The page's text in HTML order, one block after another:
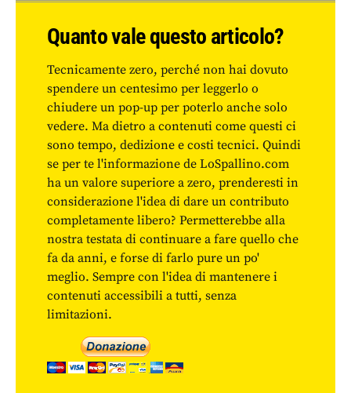
Quanto vale questo articolo?
Tecnicamente zero, perché non hai dovuto
spendere un centesimo per leggerlo o
chiudere un pop-up per poterlo anche solo
vedere. Ma dietro a contenuti come questi ci
sono tempo, dedizione e costi tecnici. Quindi
se per te l'informazione de LoSpallino.com
ha un valore superiore a zero, prenderesti in
considerazione l'idea di dare un contributo
completamente libero? Permetterebbe alla
nostra testata di continuare a fare quello che
fa da anni, e forse di farlo pure un po'
meglio. Sempre con l'idea di mantenere i
contenuti accessibili a tutti, senza
limitazioni.